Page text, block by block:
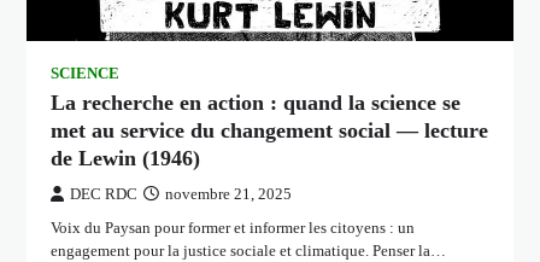
SCIENCE
La recherche en action : quand la science se
met au service du changement social — lecture
de Lewin (1946)
DEC RDC novembre 21, 2025
Voix du Paysan pour former et informer les citoyens : un
engagement pour la justice sociale et climatique. Penser la…